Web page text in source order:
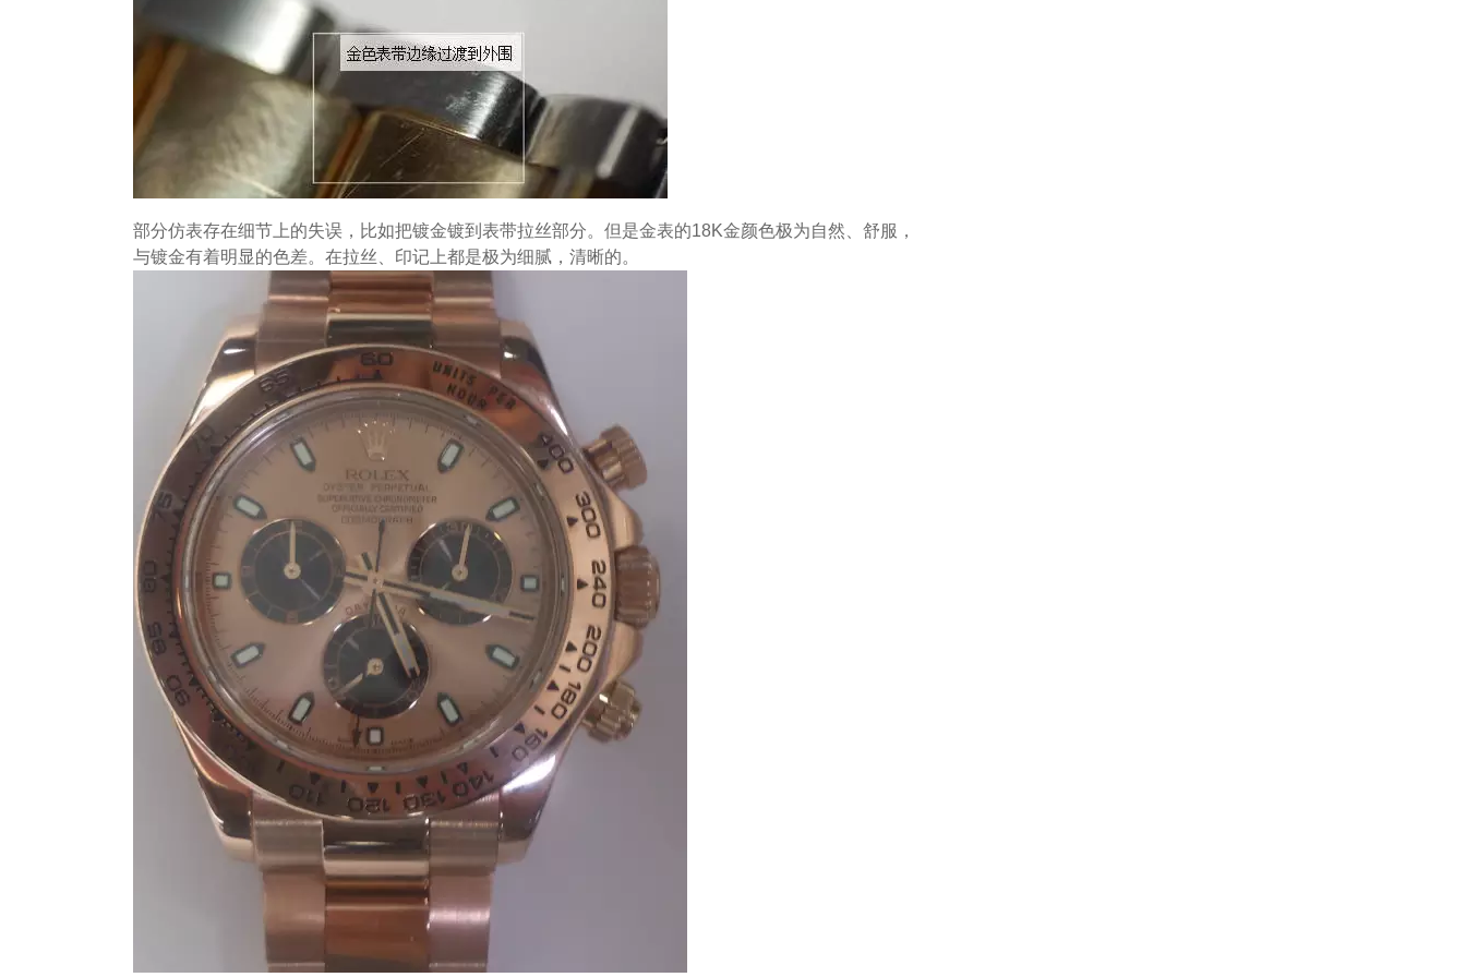
部分仿表存在细节上的失误，比如把镀金镀到表带拉丝部分。但是金表的18K金颜色极为自然、舒服，
与镀金有着明显的色差。在拉丝、印记上都是极为细腻，清晰的。